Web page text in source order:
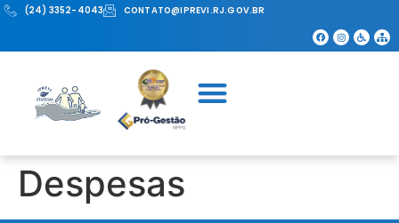
(24) 3352-4043 CONTATO@IPREVI.RJ.GOV.BR
Despesas